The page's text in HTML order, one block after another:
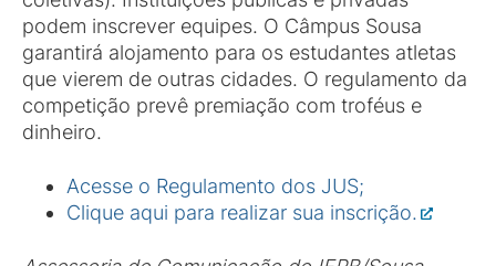
podem inscrever equipes. O Câmpus Sousa
garantirá alojamento para os estudantes atletas
que vierem de outras cidades. O regulamento da
competição prevê premiação com troféus e
dinheiro.
Acesse o Regulamento dos JUS;
Clique aqui para realizar sua inscrição.